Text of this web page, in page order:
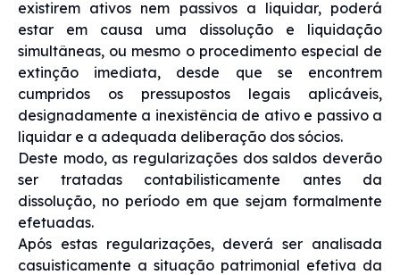
existirem ativos nem passivos a liquidar, poderá
estar em causa uma dissolução e liquidação
simultâneas, ou mesmo o procedimento especial de
extinção imediata, desde que se encontrem
cumpridos os pressupostos legais aplicáveis,
designadamente a inexistência de ativo e passivo a
liquidar e a adequada deliberação dos sócios.
Deste modo, as regularizações dos saldos deverão
ser tratadas contabilisticamente antes da
dissolução, no período em que sejam formalmente
efetuadas.
Após estas regularizações, deverá ser analisada
casuisticamente a situação patrimonial efetiva da